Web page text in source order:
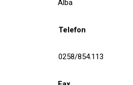
Alba
Telefon
0258/854.113